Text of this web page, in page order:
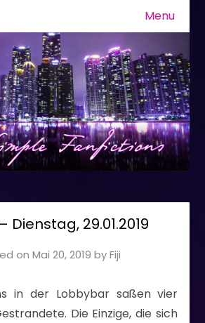
Menu
Dienstag, 29.01.2019
on Mai 20, 2019 byFiji
in der Lobbybar saßen vier
Die Einzige, die sich